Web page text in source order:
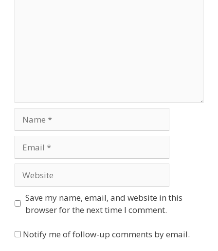
Save my name, email, and website in this
browser for the next time I comment.
Notify me of follow-up comments by email.